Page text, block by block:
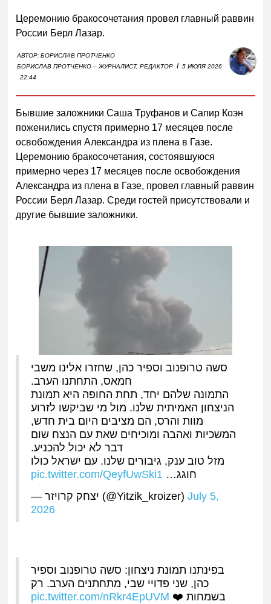
Церемонию бракосочетания провел главный раввин
России Берл Лазар.
АВТОР:БОРИСЛАВ ПРОТЧЕНКО
БОРИСЛАВ ПРОТЧЕНКО – ЖУРНАЛИСТ, РЕДАКТОР I 5 ИЮЛЯ 2026
22:44
Бывшие заложники Саша Труфанов и Сапир Коэн
поженились спустя примерно 17 месяцев после
освобождения Александра из плена в Газе.
Церемонию бракосочетания, состоявшуюся
примерно через 17 месяцев после освобождения
Александра из плена в Газе, провел главный раввин
России Берл Лазар. Среди гостей присутствовали и
другие бывшие заложники.
סשה טרופנוב וספיר כהן, שחזרו אלינו משבי
חמאס, התחתנו הערב.
​התמונה שלהם יחד, תחת החופה היא תמונת
הניצחון האמיתית שלנו. מול מי שביקשו לזרוע
מוות והרס, הם מציבים היום בית חדש,
המשכיות ואהבה ומוכיחים שאת עם הנצח שום
דבר לא יכול להכניע.
​מזל טוב ענק, גיבורים שלנו. עם ישראל כולו
חוגג… pic.twitter.com/QeyfUwSki1
— יצחק קרויזר (@Yitzik_kroizer)July 5,
2026
בפינתנו תמונת ניצחון: סשה טרופנוב וספיר
כהן, שני פדויי שבי, מתחתנים הערב. רק
בשמחות ❤️ pic.twitter.com/nRkr4EpUVM